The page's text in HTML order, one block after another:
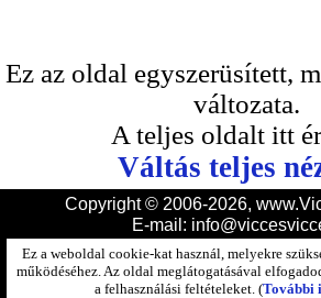
Ez az oldal egyszerüsített,
változata.
A teljes oldalt itt
Váltás teljes
Copyright © 2006-2026,
E-mail:
Ez a weboldal cookie-kat használ, melyekre
működéséhez. Az oldal meglátogatásával
a felhasználási feltételeket. (További